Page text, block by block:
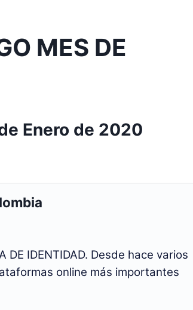
MES DE
Enero de 2020
DE IDENTIDAD. Desde hace varios
online más importantes